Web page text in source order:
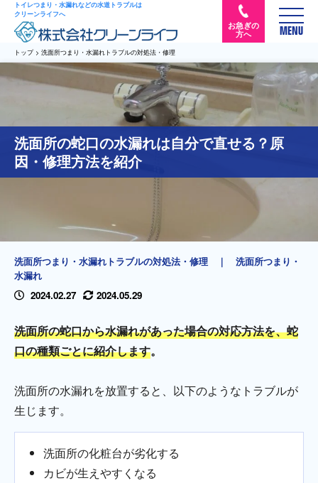
トイレつまり・水漏れなどの水道トラブルは
クリーンライフへ
お急ぎの
方へ
MENU
トップ > 洗面所つまり・水漏れトラブルの対処法・修理
洗面所の蛇口の水漏れは自分で直せる？原
因・修理方法を紹介
洗面所つまり・水漏れトラブルの対処法・修理 ｜ 洗面所つまり・
水漏れ
2024.02.27
2024.05.29
洗面所の蛇口から水漏れがあった場合の対応方法を、蛇
口の種類ごとに紹介します。
洗面所の水漏れを放置すると、以下のようなトラブルが
生じます。
洗面所の化粧台が劣化する
カビが生えやすくなる